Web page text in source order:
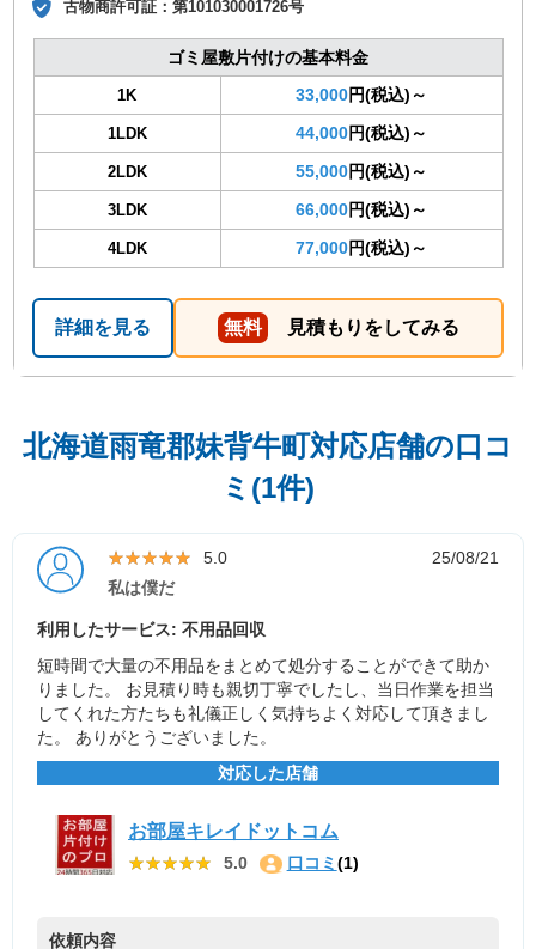
古物商許可証：第101030001726号
ゴミ屋敷片付けの基本料金
1K 33,000円(税込)～
1LDK 44,000円(税込)～
2LDK 55,000円(税込)～
3LDK 66,000円(税込)～
4LDK 77,000円(税込)～
詳細を見る 無料 見積もりをしてみる
北海道雨竜郡妹背牛町対応店舗の口コ
ミ(1件)
★★★★★
★★★★★ 5.0
25/08/21
私は僕だ
利用したサービス: 不用品回収
短時間で大量の不用品をまとめて処分することができて助か
りました。 お見積り時も親切丁寧でしたし、当日作業を担当
してくれた方たちも礼儀正しく気持ちよく対応して頂きまし
た。 ありがとうございました。
対応した店舗
お部屋キレイドットコム
★★★★★
★★★★★ 5.0 口コミ (1)
依頼内容